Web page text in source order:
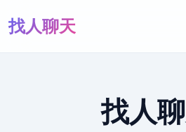
找人聊天
找人